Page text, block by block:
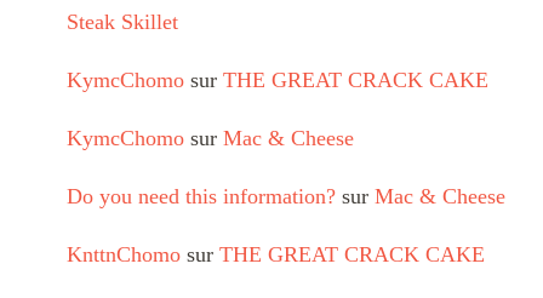
Steak Skillet
KymcChomo sur THE GREAT CRACK CAKE
KymcChomo sur Mac & Cheese
Do you need this information? sur Mac & Cheese
KnttnChomo sur THE GREAT CRACK CAKE